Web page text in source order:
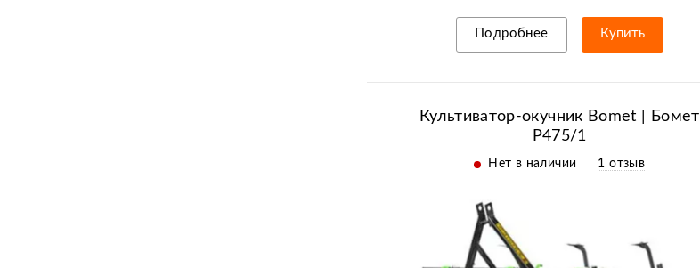
Подробнее Купить
Культиватор-окучник Bomet | Бомет
P475/1
Нет в наличии 1 отзыв